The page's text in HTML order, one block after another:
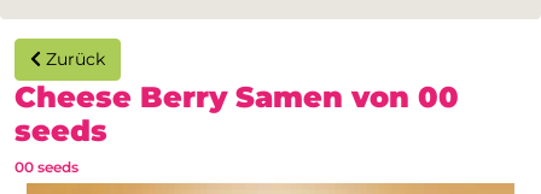
Zurück
Cheese Berry Samen von 00
seeds
00 seeds